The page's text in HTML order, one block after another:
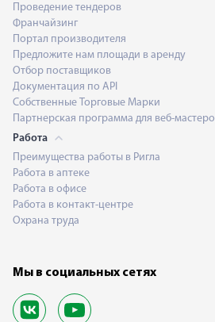
Проведение тендеров
Франчайзинг
Портал производителя
Предложите нам площади в аренду
Отбор поставщиков
Документация по API
Собственные Торговые Марки
Партнерская программа для веб-
Работа
Преимущества работы в Ригла
Работа в аптеке
Работа в офисе
Работа в контакт-центре
Охрана труда
Мы в социальных сетях